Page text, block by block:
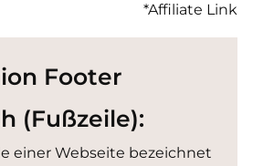
*Affiliate Link
Footer
(Fußzeile):
einer Webseite bezeichnet